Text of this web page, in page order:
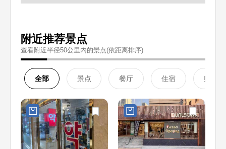
附近推荐景点
查看附近半径50公里內的景点(依距离排序)
全部 景点 餐厅 住宿 购物